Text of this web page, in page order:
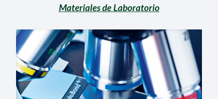
Materiales de Laboratorio